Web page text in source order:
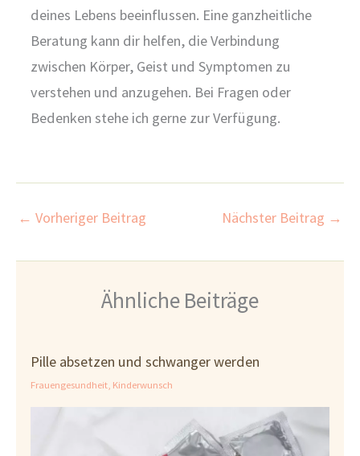
deines Lebens beeinflussen. Eine ganzheitliche
Beratung kann dir helfen, die Verbindung
zwischen Körper, Geist und Symptomen zu
verstehen und anzugehen. Bei Fragen oder
Bedenken stehe ich gerne zur Verfügung.
← Vorheriger Beitrag Nächster Beitrag →
Ähnliche Beiträge
Pille absetzen und schwanger werden
Frauengesundheit Kinderwunsch